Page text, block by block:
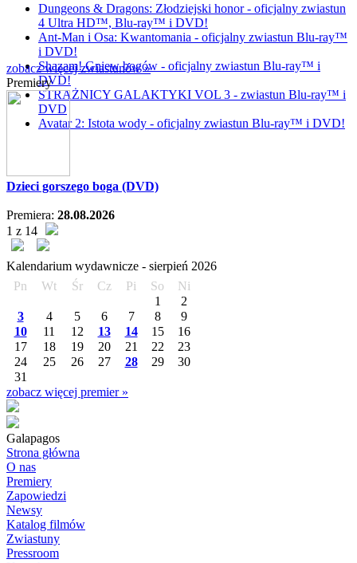
Dungeons & Dragons: Złodziejski honor - oficjalny zwiastun
4 Ultra HD™, Blu-ray™ i DVD!
Ant-Man i Osa: Kwantomania - oficjalny zwiastun Blu-ray™
i DVD!
Shazam! Gniew bogów - oficjalny zwiastun Blu-ray™ i
DVD!
STRAŻNICY GALAKTYKI VOL 3 - zwiastun Blu-ray™ i
DVD
Avatar 2: Istota wody - oficjalny zwiastun Blu-ray™ i DVD!
zobacz więcej zwiastunów »
Premiery
Dzieci gorszego boga (DVD)
Premiera: 28.08.2026
1 z 14
Kalendarium wydawnicze - sierpień 2026
Pn
Wt Śr Cz Pi So
Ni
1
2
3
4 5 6 7 8
9
10
11 12 13 14 15
16
17
18 19 20 21 22
23
24
25 26 27 28 29
30
31
zobacz więcej premier »
Galapagos
Strona główna
O nas
Premiery
Zapowiedzi
Newsy
Katalog filmów
Zwiastuny
Pressroom